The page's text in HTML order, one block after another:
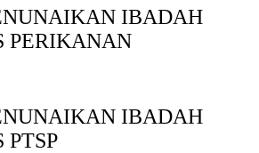
IBADAH
PERIKANAN
IBADAH
PTSP